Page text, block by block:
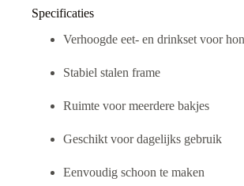
Specificaties
Verhoogde eet- en drinkset voor
Stabiel stalen frame
Ruimte voor meerdere bakjes
Geschikt voor dagelijks gebruik
Eenvoudig schoon te maken